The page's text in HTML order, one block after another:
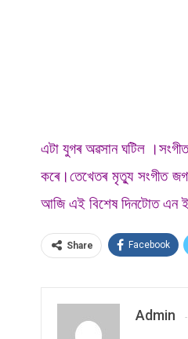
এটা যুগৰ অৱসান ঘটিল
কৰে।তেখেতৰ মৃত্যু সংগীত
আজি এই বিশেষ দিনটোত এন ই
Share Facebook
Admin